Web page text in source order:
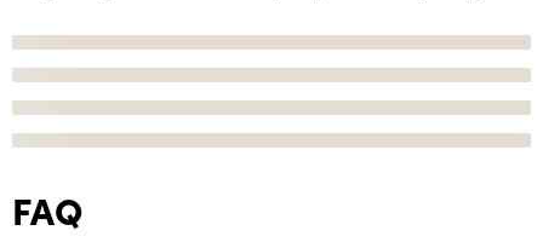
FAQ